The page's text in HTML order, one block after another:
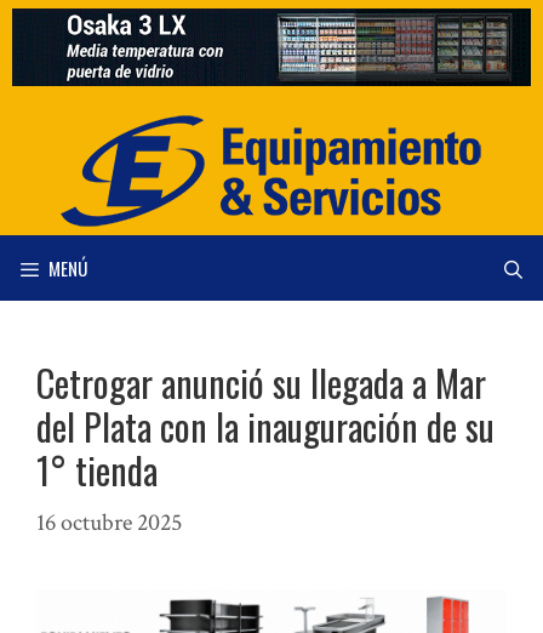
Saltar
contenido
MENÚ
Cetrogar anunció su llegada a Mar
del Plata con la inauguración de su
1° tienda
16 octubre 2025